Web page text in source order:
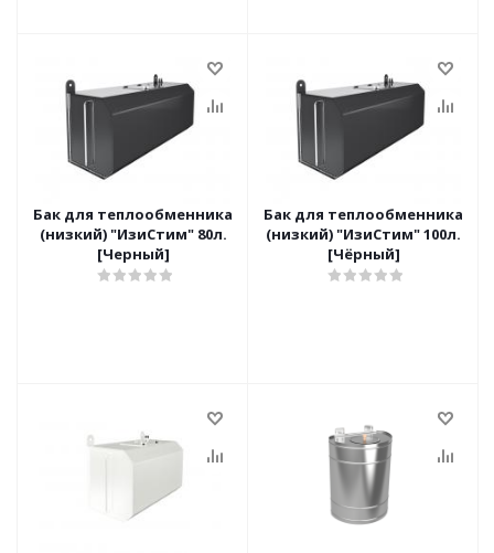
Бак для теплообменника
(низкий) "ИзиСтим" 80л.
[Черный]
Бак для теплообменника
(низкий) "ИзиСтим" 100л.
[Чёрный]